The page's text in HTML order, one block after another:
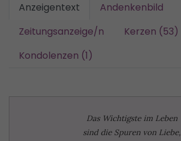
Anzeigentext
Andenkenbild
Zeitungsanzeige/n
Kerzen (53)
Kondolenzen (1)
Das Wichtigste im Leben
sind die Spuren von Liebe,